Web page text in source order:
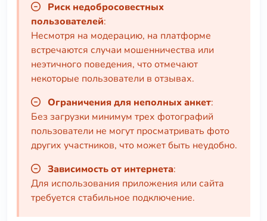
Риск недобросовестных
пользователей:
Несмотря на модерацию, на платформе
встречаются случаи мошенничества или
неэтичного поведения, что отмечают
некоторые пользователи в отзывах.
Ограничения для неполных анкет:
Без загрузки минимум трех фотографий
пользователи не могут просматривать фото
других участников, что может быть неудобно.
Зависимость от интернета:
Для использования приложения или сайта
требуется стабильное подключение.